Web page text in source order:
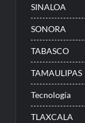
SINALOA
SONORA
TABASCO
TAMAULIPAS
Tecnología
TLAXCALA